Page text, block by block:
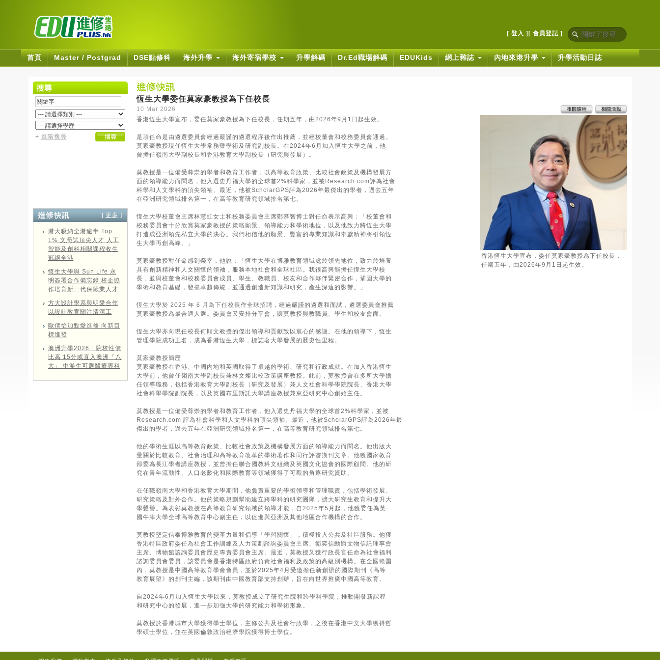
[ 登入 ] [ 會員登記 ]
首頁 Master / Postgrad DSE點修科 海外升學 海外寄宿學校 升學解碼 Dr.Ed職場解碼 EDUKids 網上雜誌 內地來港升學 升學活動日誌
+ 進階搜尋
[ 更多 ]
港大吸納全港逾半 Top
1% 文憑試頂尖人才 人工
智能及創科相關課程收生
冠絕全港
恆生大學與 Sun Life 永
明簽署合作備忘錄 校企協
作培育新一代保險業人才
方大設計學系與明愛合作
以設計教育關注清潔工
歐倩怡加點愛進修 向新目
標進發
澳洲升學2026︱院校性價
比高 15分或直入澳洲「八
大」 中游生可選醫療專科
恆生大學委任莫家豪教授為下任校長
10 Mar 2026
香港恆生大學宣布，委任莫家豪教授為下任校長，
任期五年，由2026年9月1日起生效。
香港恆生大學宣布，委任莫家豪教授為下任校長，任期五年，由2026年9月1日起生效。
是項任命是由遴選委員會經過嚴謹的遴選程序後作出推薦，並經校董會和校務委員會通過。
莫家豪教授現任恆生大學常務暨學術及研究副校長。在2024年6月加入恆生大學之前，他
曾擔任嶺南大學副校長和香港教育大學副校長（研究與發展）。
莫教授是一位備受尊崇的學者和教育工作者，以高等教育政策、比較社會政策及機構發展方
面的領導能力而聞名，他入選史丹福大學的全球首2%科學家，並被Research.com評為社會
科學和人文學科的頂尖領袖。最近，他被ScholarGPS評為2026年最傑出的學者，過去五年
在亞洲研究領域排名第一，在高等教育研究領域排名第七。
恆生大學校董會主席林慧虹女士和校務委員會主席鄭慕智博士對任命表示高興：「校董會和
校務委員會十分欣賞莫家豪教授的策略願景、領導能力和學術地位，以及他致力將恆生大學
打造成亞洲領先私立大學的決心。我們相信他的願景、豐富的專業知識和奉獻精神將引領恆
生大學再創高峰。」
莫家豪教授對任命感到榮幸，他說：「恆生大學在博雅教育領域處於領先地位，致力於培養
具有創新精神和人文關懷的領袖，服務本地社會和全球社區。我很高興能擔任恆生大學校
長，並與校董會和校務委員會成員、學生、教職員、校友和合作夥伴緊密合作，鞏固大學的
學術和教育基礎，發揚卓越傳統，並通過創造新知識和研究，產生深遠的影響。」
恆生大學於 2025 年 6 月為下任校長作全球招聘，經過嚴謹的遴選和面試，遴選委員會推薦
莫家豪教授為最合適人選。委員會又安排分享會，讓莫教授與教職員、學生和校友會面。
恆生大學亦向現任校長何順文教授的傑出領導和貢獻致以衷心的感謝。在他的領導下，恆生
管理學院成功正名，成為香港恆生大學，標誌著大學發展的歷史性里程。
莫家豪教授簡歷
莫家豪教授在香港、中國內地和英國取得了卓越的學術、研究和行政成就。在加入香港恆生
大學前，他曾任嶺南大學副校長兼林文燦比較政策講座教授。此前，莫教授曾在多所大學擔
任領導職務，包括香港教育大學副校長（研究及發展）兼人文社會科學學院院長、香港大學
社會科學學院副院長，以及英國布里斯託大學講座教授兼東亞研究中心創始主任。
莫教授是一位備受尊崇的學者和教育工作者，他入選史丹福大學的全球首2%科學家，並被
Research.com 評為社會科學和人文學科的頂尖領袖。最近，他被ScholarGPS評為2026年最
傑出的學者，過去五年在亞洲研究領域排名第一，在高等教育研究領域排名第七。
他的學術生涯以高等教育政策、比較社會政策及機構發展方面的領導能力而聞名。他出版大
量關於比較教育、社會治理和高等教育改革的學術著作和同行評審期刊文章。他獲國家教育
部委為長江學者講座教授，並曾擔任聯合國教科文組織及英國文化協會的國際顧問。他的研
究在青年流動性、人口老齡化和國際教育等領域獲得了可觀的角逐研究資助。
在任職嶺南大學和香港教育大學期間，他負責重要的學術領導和管理職責，包括學術發展、
研究策略及對外合作。他的策略規劃幫助建立跨學科的研究團隊，擴大研究生教育和提升大
學聲譽。為表彰莫教授在高等教育研究領域的領導才能，自2025年5月起，他獲委任為英
國牛津大學全球高等教育中心副主任，以促進與亞洲及其他地區合作機構的合作。
莫教授堅定信奉博雅教育的變革力量和倡導「學習關懷」，積極投入公共及社區服務。他獲
香港特區政府委任為社會工作訓練及人力策劃諮詢委員會主席、衛奕信勳爵文物信託理事會
主席、博物館諮詢委員會歷史專責委員會主席。最近，莫教授又獲行政長官任命為社會福利
諮詢委員會委員，該委員會是香港特區政府負責社會福利及政策的高級別機構。在全國範圍
內，莫教授是中國高等教育學會會員，並於2025年4月受邀擔任新創辦的國際期刊《高等
教育展望》的創刊主編，該期刊由中國教育部支持創辦，旨在向世界推廣中國高等教育。
自2024年6月加入恆生大學以來，莫教授成立了研究生院和跨學科學院，推動開發新課程
和研究中心的發展，進一步加強大學的研究能力和學術形象。
莫教授於香港城市大學獲得學士學位，主修公共及社會行政學，之後在香港中文大學獲得哲
學碩士學位，並在英國倫敦政治經濟學院獲得博士學位。